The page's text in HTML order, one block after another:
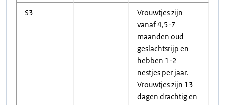
S3
Vrouwtjes zijn
vanaf 4,5-7
maanden oud
geslachtsrijp en
hebben 1-2
nestjes per jaar.
Vrouwtjes zijn 13
dagen drachtig en